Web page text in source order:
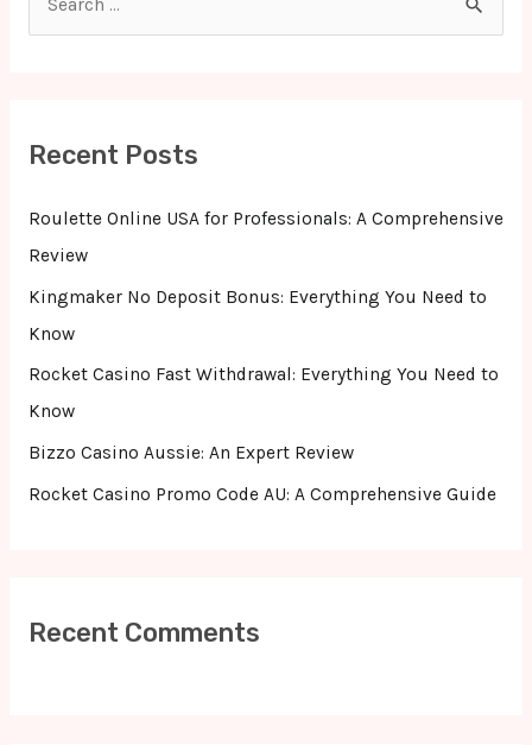
f
o
Recent Posts
Roulette Online USA for Professionals: A Comprehensive
Review
Kingmaker No Deposit Bonus: Everything You Need to
Know
Rocket Casino Fast Withdrawal: Everything You Need to
Know
Bizzo Casino Aussie: An Expert Review
Rocket Casino Promo Code AU: A Comprehensive Guide
Recent Comments